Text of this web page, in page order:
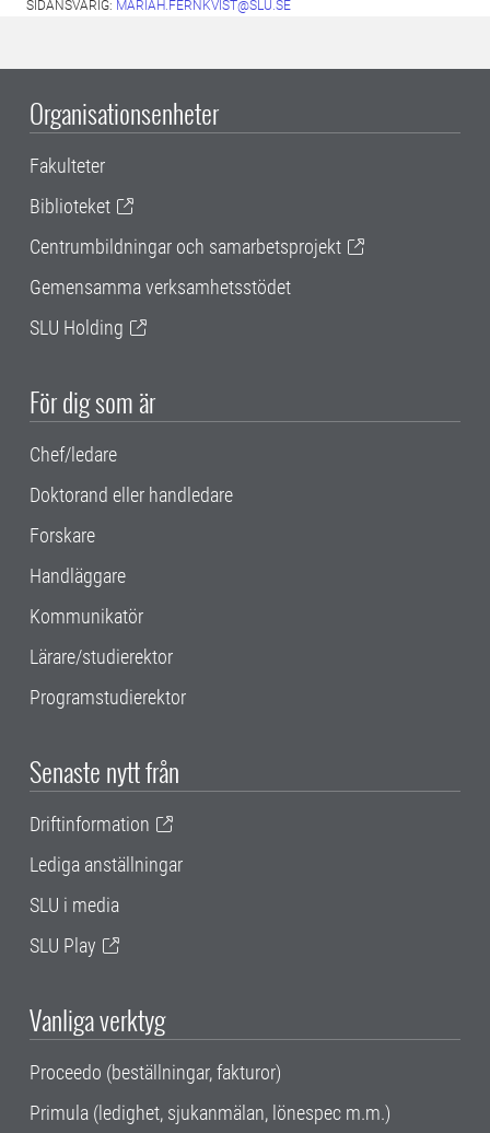
SIDANSVARIG: MARIAH.FERNKVIST@SLU.SE
Organisationsenheter
Fakulteter
Biblioteket
Centrumbildningar och samarbetsprojekt
Gemensamma verksamhetsstödet
SLU Holding
För dig som är
Chef/ledare
Doktorand eller handledare
Forskare
Handläggare
Kommunikatör
Lärare/studierektor
Programstudierektor
Senaste nytt från
Driftinformation
Lediga anställningar
SLU i media
SLU Play
Vanliga verktyg
Proceedo (beställningar, fakturor)
Primula (ledighet, sjukanmälan, lönespec m.m.)